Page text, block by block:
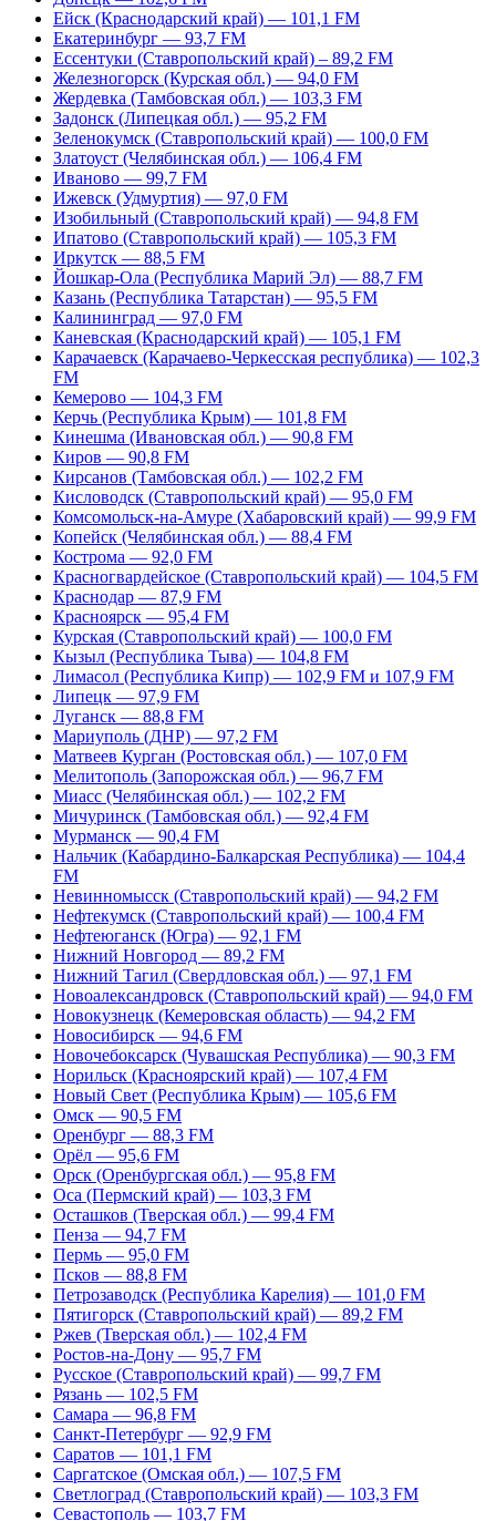
Ейск (Краснодарский край) — 101,1 FM
Екатеринбург — 93,7 FM
Ессентуки (Ставропольский край) – 89,2 FM
Железногорск (Курская обл.) — 94,0 FM
Жердевка (Тамбовская обл.) — 103,3 FM
Задонск (Липецкая обл.) — 95,2 FM
Зеленокумск (Ставропольский край) — 100,0 FM
Златоуст (Челябинская обл.) — 106,4 FM
Иваново — 99,7 FM
Ижевск (Удмуртия) — 97,0 FM
Изобильный (Ставропольский край) — 94,8 FM
Ипатово (Ставропольский край) — 105,3 FM
Иркутск — 88,5 FM
Йошкар-Ола (Республика Марий Эл) — 88,7 FM
Казань (Республика Татарстан) — 95,5 FM
Калининград — 97,0 FM
Каневская (Краснодарский край) — 105,1 FM
Карачаевск (Карачаево-Черкесская республика) — 102,3
FM
Кемерово — 104,3 FM
Керчь (Республика Крым) — 101,8 FM
Кинешма (Ивановская обл.) — 90,8 FM
Киров — 90,8 FM
Кирсанов (Тамбовская обл.) — 102,2 FM
Кисловодск (Ставропольский край) — 95,0 FM
Комсомольск-на-Амуре (Хабаровский край) — 99,9 FM
Копейск (Челябинская обл.) — 88,4 FM
Кострома — 92,0 FM
Красногвардейское (Ставропольский край) — 104,5 FM
Краснодар — 87,9 FM
Красноярск — 95,4 FM
Курская (Ставропольский край) — 100,0 FM
Кызыл (Республика Тыва) — 104,8 FM
Лимасол (Республика Кипр) — 102,9 FM и 107,9 FM
Липецк — 97,9 FM
Луганск — 88,8 FM
Мариуполь (ДНР) — 97,2 FM
Матвеев Курган (Ростовская обл.) — 107,0 FM
Мелитополь (Запорожская обл.) — 96,7 FM
Миасс (Челябинская обл.) — 102,2 FM
Мичуринск (Тамбовская обл.) — 92,4 FM
Мурманск — 90,4 FM
Нальчик (Кабардино-Балкарская Республика) — 104,4
FM
Невинномысск (Ставропольский край) — 94,2 FM
Нефтекумск (Ставропольский край) — 100,4 FM
Нефтеюганск (Югра) — 92,1 FM
Нижний Новгород — 89,2 FM
Нижний Тагил (Свердловская обл.) — 97,1 FM
Новоалександровск (Ставропольский край) — 94,0 FM
Новокузнецк (Кемеровская область) — 94,2 FM
Новосибирск — 94,6 FM
Новочебоксарск (Чувашская Республика) — 90,3 FM
Норильск (Красноярский край) — 107,4 FM
Новый Свет (Республика Крым) — 105,6 FM
Омск — 90,5 FM
Оренбург — 88,3 FM
Орёл — 95,6 FM
Орск (Оренбургская обл.) — 95,8 FM
Оса (Пермский край) — 103,3 FM
Осташков (Тверская обл.) — 99,4 FM
Пенза — 94,7 FM
Пермь — 95,0 FM
Псков — 88,8 FM
Петрозаводск (Республика Карелия) — 101,0 FM
Пятигорск (Ставропольский край) — 89,2 FM
Ржев (Тверская обл.) — 102,4 FM
Ростов-на-Дону — 95,7 FM
Русское (Ставропольский край) — 99,7 FM
Рязань — 102,5 FM
Самара — 96,8 FM
Санкт-Петербург — 92,9 FM
Саратов — 101,1 FM
Саргатское (Омская обл.) — 107,5 FM
Светлоград (Ставропольский край) — 103,3 FM
Севастополь — 103,7 FM